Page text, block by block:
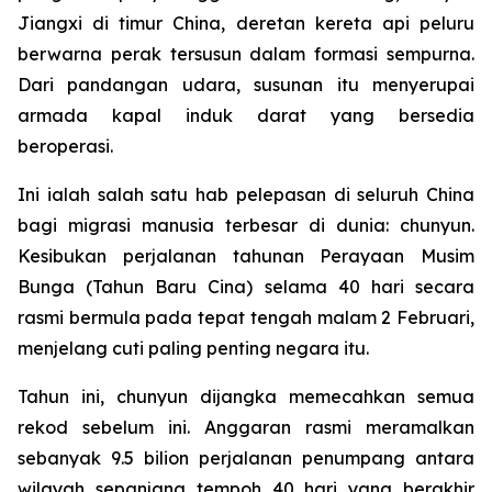
Jiangxi di timur China, deretan kereta api peluru
berwarna perak tersusun dalam formasi sempurna.
Dari pandangan udara, susunan itu menyerupai
armada kapal induk darat yang bersedia
beroperasi.
Ini ialah salah satu hab pelepasan di seluruh China
bagi migrasi manusia terbesar di dunia: chunyun.
Kesibukan perjalanan tahunan Perayaan Musim
Bunga (Tahun Baru Cina) selama 40 hari secara
rasmi bermula pada tepat tengah malam 2 Februari,
menjelang cuti paling penting negara itu.
Tahun ini, chunyun dijangka memecahkan semua
rekod sebelum ini. Anggaran rasmi meramalkan
sebanyak 9.5 bilion perjalanan penumpang antara